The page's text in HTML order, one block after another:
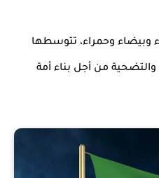
وحمراء، تتوسطها
والتضحية من أجل بناء أمة